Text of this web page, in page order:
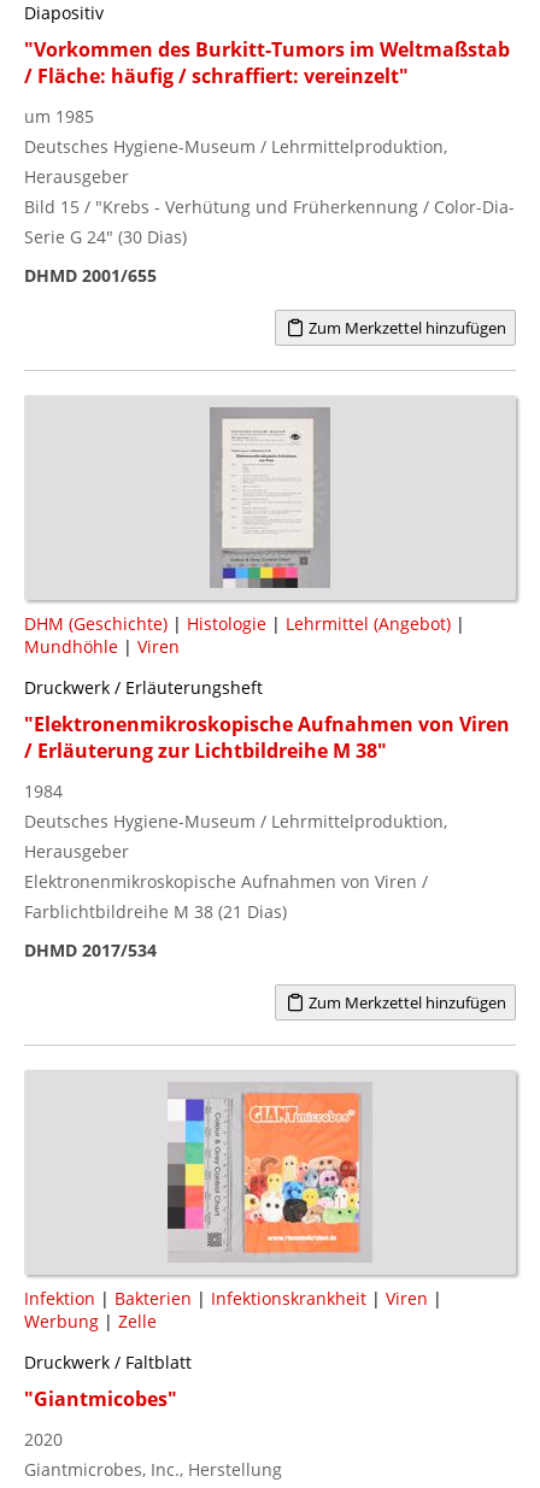
Diapositiv
"Vorkommen des Burkitt-Tumors im Weltmaßstab
/ Fläche: häufig / schraffiert: vereinzelt"
um 1985
Deutsches Hygiene-Museum / Lehrmittelproduktion,
Herausgeber
Bild 15 / "Krebs - Verhütung und Früherkennung / Color-Dia-
Serie G 24" (30 Dias)
DHMD 2001/655
Zum Merkzettel hinzufügen
DHM (Geschichte) | Histologie | Lehrmittel (Angebot) |
Mundhöhle | Viren
Druckwerk / Erläuterungsheft
"Elektronenmikroskopische Aufnahmen von Viren
/ Erläuterung zur Lichtbildreihe M 38"
1984
Deutsches Hygiene-Museum / Lehrmittelproduktion,
Herausgeber
Elektronenmikroskopische Aufnahmen von Viren /
Farblichtbildreihe M 38 (21 Dias)
DHMD 2017/534
Zum Merkzettel hinzufügen
Infektion | Bakterien | Infektionskrankheit | Viren |
Werbung | Zelle
Druckwerk / Faltblatt
"Giantmicobes"
2020
Giantmicrobes, Inc., Herstellung